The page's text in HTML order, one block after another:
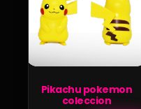
Pikachu pokemon
coleccion